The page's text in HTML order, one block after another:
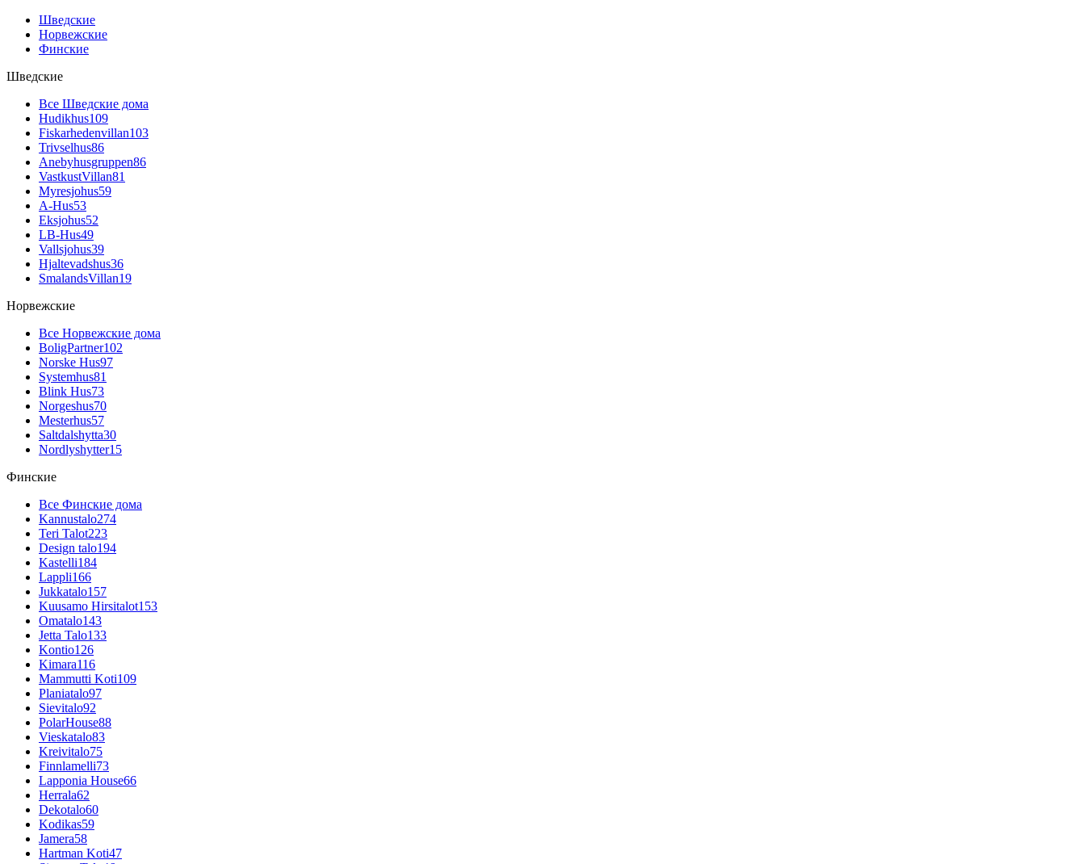
Шведские
Норвежские
Финские
Шведские
Все Шведские дома
Hudikhus109
Fiskarhedenvillan103
Trivselhus86
Anebyhusgruppen86
VastkustVillan81
Myresjohus59
A-Hus53
Eksjohus52
LB-Hus49
Vallsjohus39
Hjaltevadshus36
SmalandsVillan19
Норвежские
Все Норвежские дома
BoligPartner102
Norske Hus97
Systemhus81
Blink Hus73
Norgeshus70
Mesterhus57
Saltdalshytta30
Nordlyshytter15
Финские
Все Финские дома
Kannustalo274
Teri Talot223
Design talo194
Kastelli184
Lappli166
Jukkatalo157
Kuusamo Hirsitalot153
Omatalo143
Jetta Talo133
Kontio126
Kimara116
Mammutti Koti109
Planiatalo97
Sievitalo92
PolarHouse88
Vieskatalo83
Kreivitalo75
Finnlamelli73
Lapponia House66
Herrala62
Dekotalo60
Kodikas59
Jamera58
Hartman Koti47